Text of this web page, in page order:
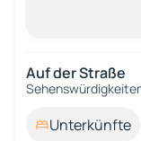
Auf der Straße
Unterkünfte